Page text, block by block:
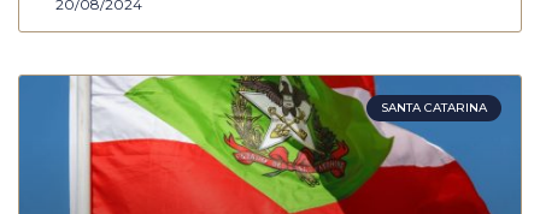
20/08/2024
SANTA CATARINA